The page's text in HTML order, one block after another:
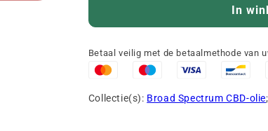
In
Betaal veilig met de betaalmethode van
Collectie(s): Broad Spectrum CBD-olie